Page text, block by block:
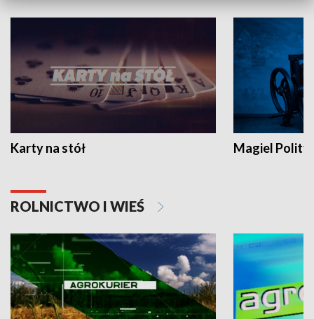
Karty na stół Magiel
ROLNICTWO I WIEŚ